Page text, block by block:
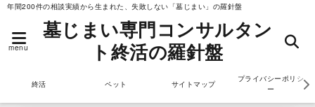
年間200件の相談実績から生まれた、失敗しない「墓じまい」の羅針盤
menu
墓じまい専門コンサルタン
ト終活の羅針盤
終活 ペット サイトマップ
プライバシーポリシ
ー